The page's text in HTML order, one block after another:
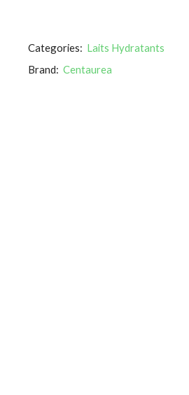
Categories: Laits Hydratants
Brand: Centaurea